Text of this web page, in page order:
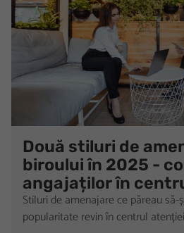
Două stiluri de
biroului în 2025 -
angajaților în
Stiluri de amenajare ce păreau
popularitate revin în centrul